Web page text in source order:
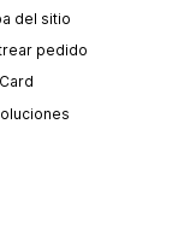
del sitio
pedido